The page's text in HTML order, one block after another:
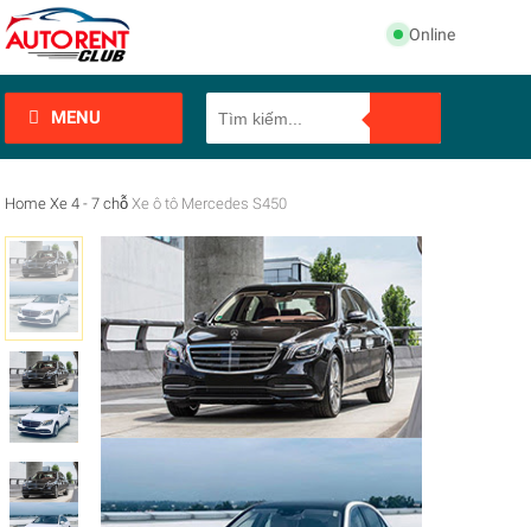
Online
MENU
Home Xe 4 - 7 chỗ Xe ô tô Mercedes S450